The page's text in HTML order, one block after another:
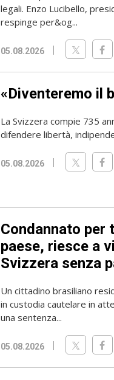
legali. Enzo Lucibello,
respinge per&og...
05.08.2026
«Diventeremo il
La Svizzera compie 735
difendere libertà,
05.08.2026
Condannato per
paese, riesce a
Svizzera senza
Un cittadino brasiliano
in custodia cautelare in
una sentenza...
05.08.2026